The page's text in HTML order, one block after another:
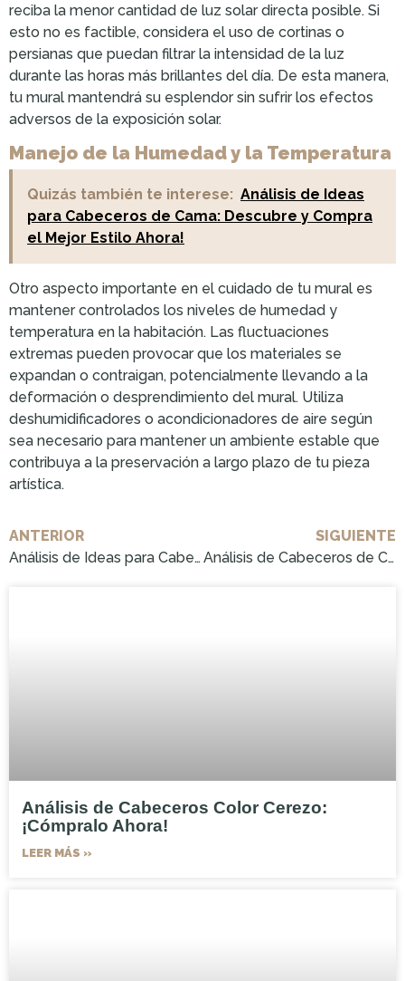
reciba la menor cantidad de luz solar directa posible. Si
esto no es factible, considera el uso de cortinas o
persianas que puedan filtrar la intensidad de la luz
durante las horas más brillantes del día. De esta manera,
tu mural mantendrá su esplendor sin sufrir los efectos
adversos de la exposición solar.
Manejo de la Humedad y la Temperatura
Quizás también te interese: Análisis de Ideas
para Cabeceros de Cama: Descubre y Compra
el Mejor Estilo Ahora!
Otro aspecto importante en el cuidado de tu mural es
mantener controlados los niveles de humedad y
temperatura en la habitación. Las fluctuaciones
extremas pueden provocar que los materiales se
expandan o contraigan, potencialmente llevando a la
deformación o desprendimiento del mural. Utiliza
deshumidificadores o acondicionadores de aire según
sea necesario para mantener un ambiente estable que
contribuya a la preservación a largo plazo de tu pieza
artística.
ANTERIOR
Análisis de Ideas para Cabeceros de Cama: Descubre y Compra el Mejor Estilo Ahora!
SIGUIENTE
Análisis de Cabeceros de Cama Originales Vintage: ¡Cómpralo Ahora!
Análisis de Cabeceros Color Cerezo:
¡Cómpralo Ahora!
LEER MÁS »